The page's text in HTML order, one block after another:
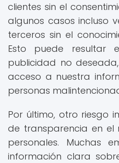
clientes sin el
algunos casos incluso
terceros sin el
Esto puede resultar
publicidad no
acceso a nuestra
personas
Por último, otro riesgo
de transparencia en el
personales. Muchas
información clara